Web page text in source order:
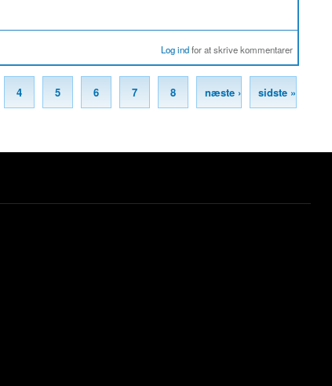
Log indfor at skrive kommentarer
4 5 6 7 8 næste › sidste »